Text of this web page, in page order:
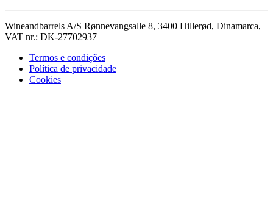
Wineandbarrels A/S Rønnevangsalle 8, 3400 Hillerød, Dinamarca,
VAT nr.: DK-27702937
Termos e condições
Política de privacidade
Cookies